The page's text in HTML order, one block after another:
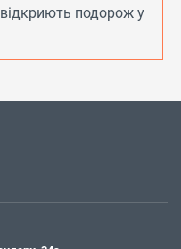
відкриють подорож у